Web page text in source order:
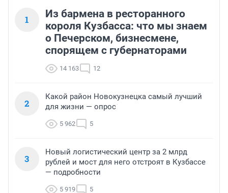
1
Из бармена в ресторанного
короля Кузбасса: что мы знаем
о Печерском, бизнесмене,
спорящем с губернаторами
14 163 12
2
Какой район Новокузнецка самый лучший
для жизни — опрос
5 962 5
3
Новый логистический центр за 2 млрд
рублей и мост для него отстроят в Кузбассе
— подробности
5 919 5